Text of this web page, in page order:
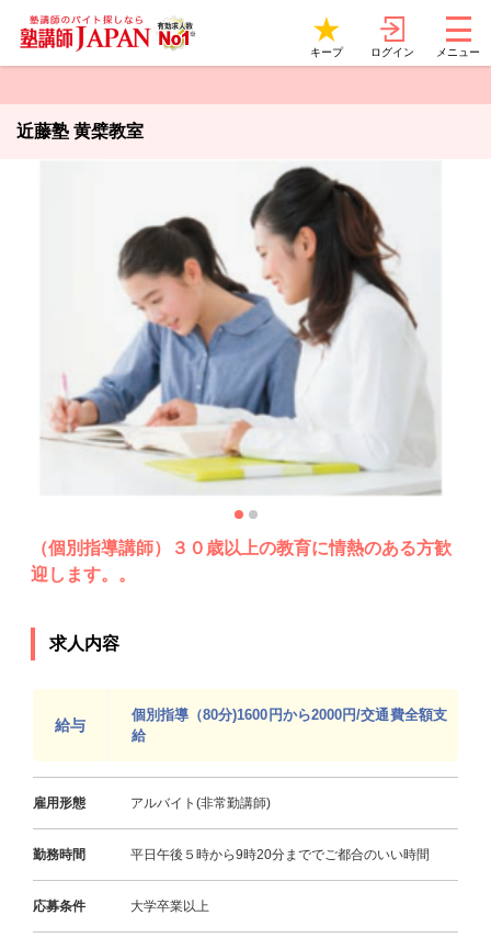
キープ ログイン メニュー
近藤塾 黄檗教室
（個別指導講師）３０歳以上の教育に情熱のある方歓
迎します。。
求人内容
給与
個別指導（80分)1600円から2000円/交通費全額支
給
雇用形態 アルバイト(非常勤講師)
勤務時間 平日午後５時から9時20分まででご都合のいい時間
応募条件 大学卒業以上